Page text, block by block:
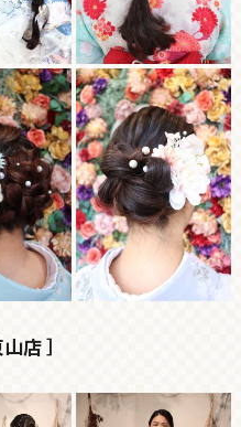
店 ］